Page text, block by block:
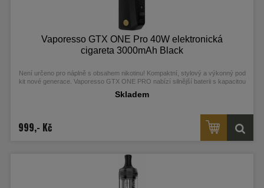
Vaporesso GTX ONE Pro 40W elektronická
cigareta 3000mAh Black
Není určeno pro náplně s obsahem nikotinu! Kompaktní, stylový a výkonný pod
kit nové generace. Vaporesso GTX ONE PRO nabízí silnější baterii s kapacitou
s horním plněním a ochranou proti protékání. Je kompatibilní s celou řadou GTX
elegantních barvách. Více informací najdete v detailním popisu.
Skladem
999,- Kč